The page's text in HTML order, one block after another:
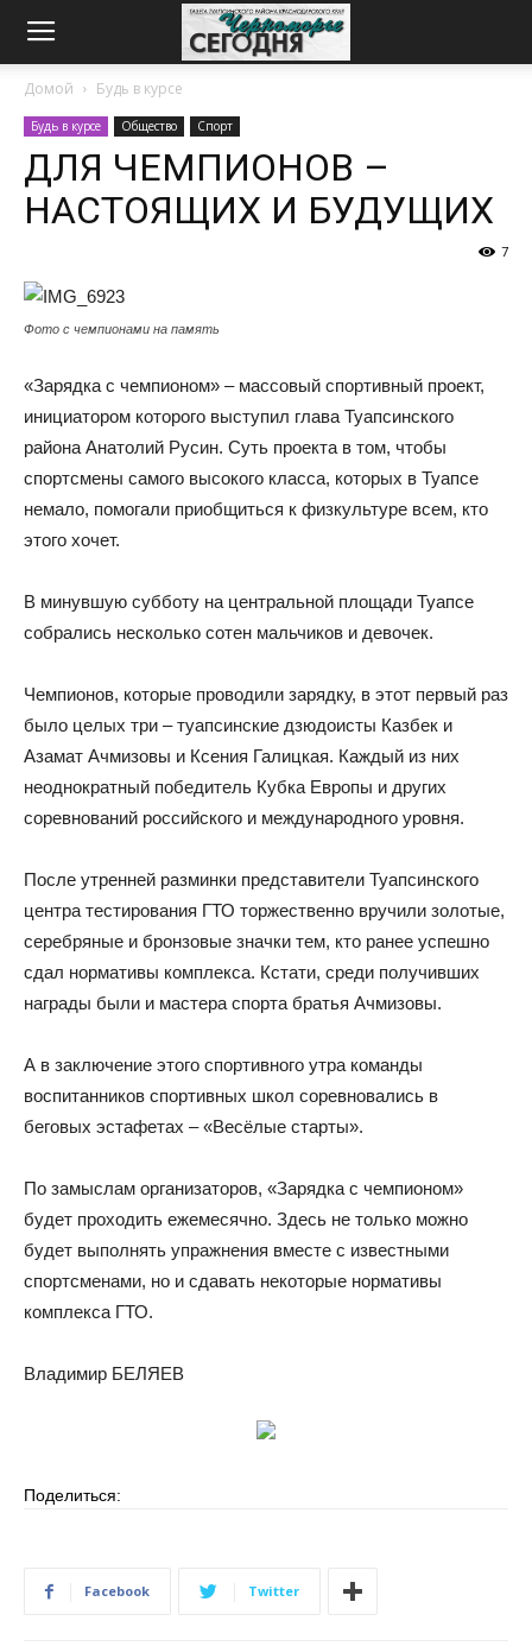
Домой Будь в курсе
Будь в курсе Общество Спорт
ДЛЯ ЧЕМПИОНОВ –
НАСТОЯЩИХ И БУДУЩИХ
7
Фото с чемпионами на память
«Зарядка с чемпионом» – массовый спортивный проект,
инициатором которого выступил глава Туапсинского
района Анатолий Русин. Суть проекта в том, чтобы
спортсмены самого высокого класса, которых в Туапсе
немало, помогали приобщиться к физкультуре всем, кто
этого хочет.
В минувшую субботу на центральной площади Туапсе
собрались несколько сотен мальчиков и девочек.
Чемпионов, которые проводили зарядку, в этот первый раз
было целых три – туапсинские дзюдоисты Казбек и
Азамат Ачмизовы и Ксения Галицкая. Каждый из них
неоднократный победитель Кубка Европы и других
соревнований российского и международного уровня.
После утренней разминки представители Туапсинского
центра тестирования ГТО торжественно вручили золотые,
серебряные и бронзовые значки тем, кто ранее успешно
сдал нормативы комплекса. Кстати, среди получивших
награды были и мастера спорта братья Ачмизовы.
А в заключение этого спортивного утра команды
воспитанников спортивных школ соревновались в
беговых эстафетах – «Весёлые старты».
По замыслам организаторов, «Зарядка с чемпионом»
будет проходить ежемесячно. Здесь не только можно
будет выполнять упражнения вместе с известными
спортсменами, но и сдавать некоторые нормативы
комплекса ГТО.
Владимир БЕЛЯЕВ
Поделиться:
Facebook Twitter